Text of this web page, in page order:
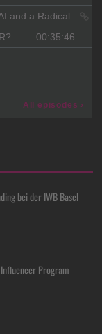
bei der IWB Basel
Program